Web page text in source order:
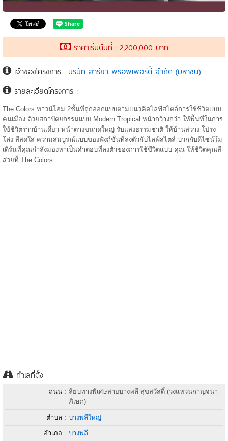
ราคาเริ่มต้นที่ : 2,200,000 บาท
เจ้าของโครงการ : บริษัท อารียา พรอพเพอร์ตี้ จำกัด (มหาชน)
รายละเอียดโครงการ :
The Colors ทาวน์โฮม 2ชั้นที่ถูกออกแบบตามแนวคิดไลฟ์สไตล์การใช้ชีวิตแบบ
คนเมือง ด้วยสถาปัตยกรรมแบบ Modern Tropical หน้ากว้างกว่า ให้พื้นที่ในการ
ใช้ชีวิตราวบ้านเดี่ยว หน้าต่างขนาดใหญ่ รับแสงธรรมชาติ ให้บ้านสว่าง โปร่ง
โล่ง สีสดใส ความสมบูรณ์แบบของฟังก์ชั่นที่ลงตัวกับไลฟ์สไตล์ บวกกับดีไซน์โม
เดิร์นที่คุณกำลังมองหาเป็นคำตอบที่ลงตัวของการใช้ชีวิตแบบ คุณ ให้ชีวิตคุณสี
สวยที่ The Colors
ทำเลที่ตั้ง
ถนน : ลียบทางพิเศษสายบางพลี-สุขสวัสดิ์ (วงแหวนกาญจนา
ภิเษก)
ตำบล : บางพลีใหญ่
อำเภอ : บางพลี